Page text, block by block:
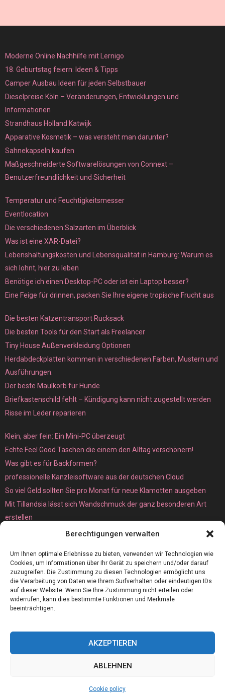
Berechtigungen verwalten
Um Ihnen optimale Erlebnisse zu bieten, verwenden wir Technologien wie
Cookies, um Informationen über Ihr Gerät zu speichern und/oder darauf
zuzugreifen. Die Zustimmung zu diesen Technologien ermöglicht uns
die Verarbeitung von Daten wie Ihrem Surfverhalten oder eindeutigen IDs
auf dieser Website. Wenn Sie Ihre Zustimmung nicht erteilen oder
widerrufen, kann dies bestimmte Funktionen und Merkmale
beeinträchtigen.
AKZEPTIEREN
ABLEHNEN
Cookie policy
Moderne Online Nachhilfe mit Lernigo
18. Geburtstag feiern: Ideen & Tipps
Camper Ausbau Ideen für jeden Selbstbauer
Dieselpreise Köln – Veränderungen, Entwicklungen und
Informationen
Strandhaus Holland Katwijk
Apparative Kosmetik – was versteht man darunter?
Sahnekapseln kaufen
Maßgeschneiderte Softwarelösungen von Connext –
Benutzerfreundlichkeit und Sicherheit
Temperatur und Feuchtigkeitsmesser
Eventlocation
Die verschiedenen Salzarten im Überblick
Was ist eine XAR-Datei?
Lebenshaltungskosten und Lebensqualität in Hamburg: Warum es
sich lohnt, hier zu leben
Benötige ich einen Desktop-PC oder ist ein Laptop besser?
Eine Feige für drinnen, packen Sie Ihre eigene tropische Frucht aus
Die besten Katzentransport Rucksack
Die besten Tools für den Start als Freelancer
Tiny House Außenverkleidung Optionen
Herdabdeckplatten kommen in verschiedenen Farben, Mustern und
Ausführungen.
Der beste Maulkorb für Hunde
Briefkastenschild fehlt – Kündigung kann nicht zugestellt werden
Risse im Leder reparieren
Klein, aber fein: Ein Mini-PC überzeugt
Echte Feel Good Taschen die einem den Alltag verschönern!
Was gibt es für Backformen?
professionelle Kanzleisoftware aus der deutschen Cloud
So viel Geld sollten Sie pro Monat für neue Klamotten ausgeben
Mit Tillandsia lässt sich Wandschmuck der ganz besonderen Art
erstellen
Unterschied zwischen Bare-Metal- und Dedicated Server
Contact